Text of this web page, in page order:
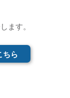
ます。
ちら